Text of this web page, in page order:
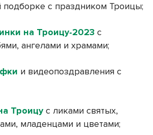
с праздником Троицы;
на Троицу-2023 с
ангелами и храмами;
и видеопоздравления с
Троицус ликами святых,
младенцами и цветами;